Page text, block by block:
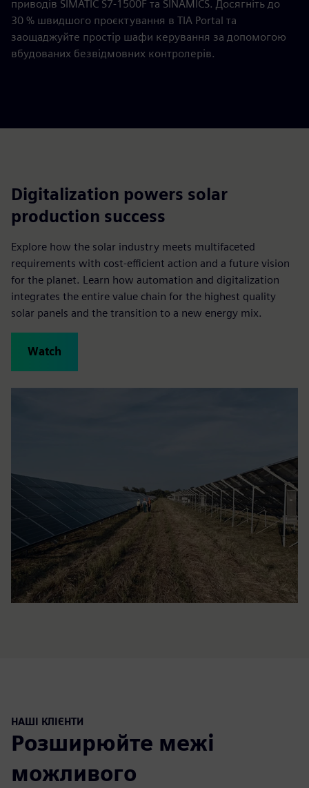
приводів SIMATIC S7-1500F та SINAMICS. Досягніть до
30 % швидшого проєктування в TIA Portal та
заощаджуйте простір шафи керування за допомогою
вбудованих безвідмовних контролерів.
Digitalization powers solar
production success
Explore how the solar industry meets multifaceted
requirements with cost-efficient action and a future vision
for the planet. Learn how automation and digitalization
integrates the entire value chain for the highest quality
solar panels and the transition to a new energy mix.
Watch
НАШІ КЛІЄНТИ
Розширюйте межі
можливого